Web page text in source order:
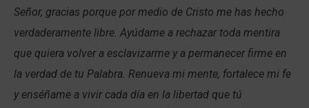
Señor, gracias porque por medio de Cristo me has hecho
verdaderamente libre. Ayúdame a rechazar toda mentira
que quiera volver a esclavizarme y a permanecer firme en
la verdad de tu Palabra. Renueva mi mente, fortalece mi fe
y enséñame a vivir cada día en la libertad que tú